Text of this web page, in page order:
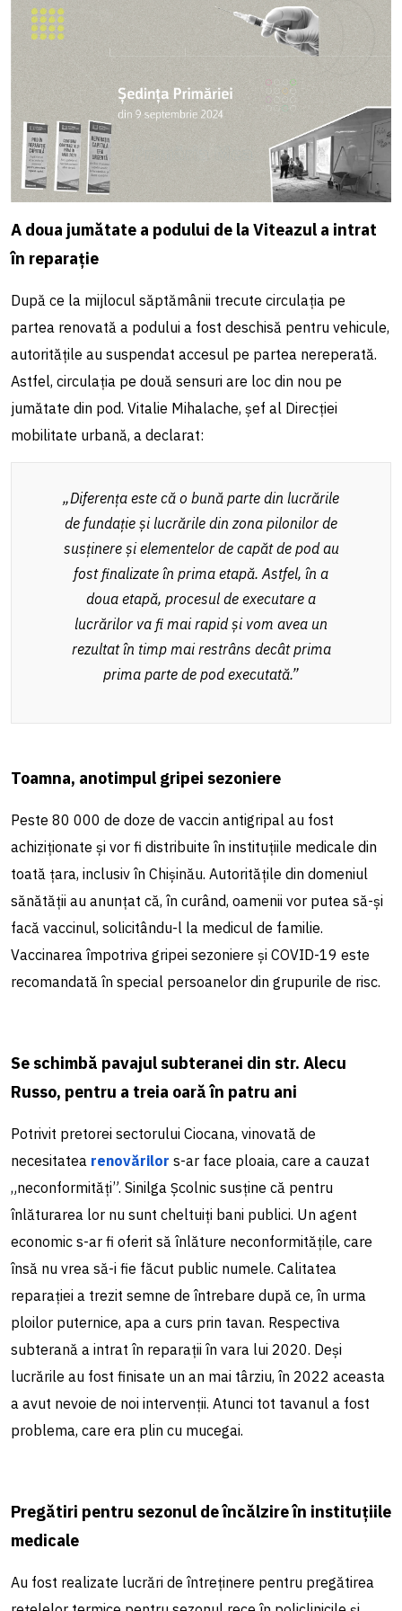
A doua jumătate a podului de la Viteazul a intrat
în reparație
După ce la mijlocul săptămânii trecute circulația pe
partea renovată a podului a fost deschisă pentru vehicule,
autoritățile au suspendat accesul pe partea nereperată.
Astfel, circulația pe două sensuri are loc din nou pe
jumătate din pod. Vitalie Mihalache, șef al Direcției
mobilitate urbană, a declarat:
„Diferența este că o bună parte din lucrările
de fundație și lucrările din zona pilonilor de
susținere și elementelor de capăt de pod au
fost finalizate în prima etapă. Astfel, în a
doua etapă, procesul de executare a
lucrărilor va fi mai rapid și vom avea un
rezultat în timp mai restrâns decât prima
prima parte de pod executată.”
Toamna, anotimpul gripei sezoniere
Peste 80 000 de doze de vaccin antigripal au fost
achiziționate și vor fi distribuite în instituțiile medicale din
toată țara, inclusiv în Chișinău. Autoritățile din domeniul
sănătății au anunțat că, în curând, oamenii vor putea să-și
facă vaccinul, solicitându-l la medicul de familie.
Vaccinarea împotriva gripei sezoniere și COVID-19 este
recomandată în special persoanelor din grupurile de risc.
Se schimbă pavajul subteranei din str. Alecu
Russo, pentru a treia oară în patru ani
Potrivit pretorei sectorului Ciocana, vinovată de
necesitatea renovărilor s-ar face ploaia, care a cauzat
„neconformități”. Sinilga Școlnic susține că pentru
înlăturarea lor nu sunt cheltuiți bani publici. Un agent
economic s-ar fi oferit să înlăture neconformitățile, care
însă nu vrea să-i fie făcut public numele. Calitatea
reparației a trezit semne de întrebare după ce, în urma
ploilor puternice, apa a curs prin tavan. Respectiva
subterană a intrat în reparații în vara lui 2020. Deși
lucrările au fost finisate un an mai târziu, în 2022 aceasta
a avut nevoie de noi intervenții. Atunci tot tavanul a fost
problema, care era plin cu mucegai.
Pregătiri pentru sezonul de încălzire în instituțiile
medicale
Au fost realizate lucrări de întreținere pentru pregătirea